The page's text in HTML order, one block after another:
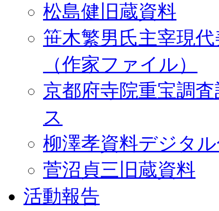
松島健旧蔵資料
笹木繁男氏主宰現
（作家ファイル）
京都府寺院重宝調
ス
柳澤孝資料デジタ
菅沼貞三旧蔵資料
活動報告